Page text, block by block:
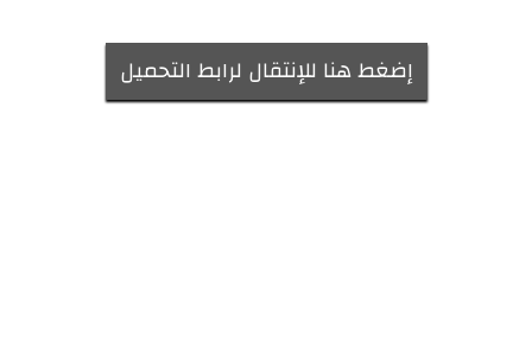
إضغط هنا للإنتقال لرابط التحميل